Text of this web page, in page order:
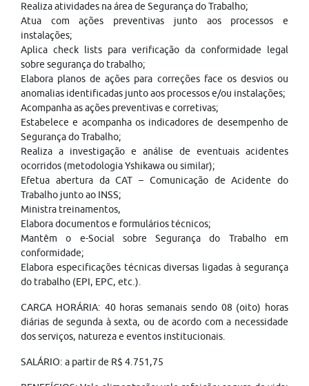
Realiza atividades na área de Segurança do Trabalho;
Atua com ações preventivas junto aos processos e
instalações;
Aplica check lists para verificação da conformidade legal
sobre segurança do trabalho;
Elabora planos de ações para correções face os desvios ou
anomalias identificadas junto aos processos e/ou instalações;
Acompanha as ações preventivas e corretivas;
Estabelece e acompanha os indicadores de desempenho de
Segurança do Trabalho;
Realiza a investigação e análise de eventuais acidentes
ocorridos (metodologia Yshikawa ou similar);
Efetua abertura da CAT – Comunicação de Acidente do
Trabalho junto ao INSS;
Ministra treinamentos,
Elabora documentos e formulários técnicos;
Mantêm o e-Social sobre Segurança do Trabalho em
conformidade;
Elabora especificações técnicas diversas ligadas à segurança
do trabalho (EPI, EPC, etc.).
CARGA HORÁRIA: 40 horas semanais sendo 08 (oito) horas
diárias de segunda à sexta, ou de acordo com a necessidade
dos serviços, natureza e eventos institucionais.
SALÁRIO: a partir de R$ 4.751,75